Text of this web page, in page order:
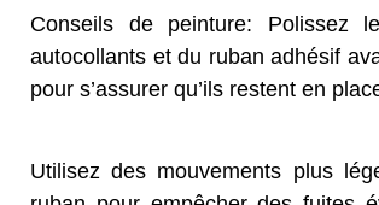
Conseils de peinture: Polissez
autocollants et du ruban adhésif
pour s’assurer qu’ils restent en
Utilisez des mouvements plus